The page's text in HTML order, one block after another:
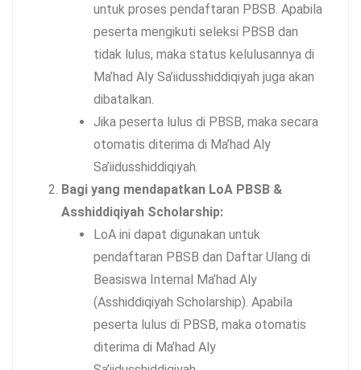
untuk proses pendaftaran PBSB. Apabila
peserta mengikuti seleksi PBSB dan
tidak lulus, maka status kelulusannya di
Ma’had Aly Sa’iidusshiddiqiyah juga akan
dibatalkan.
Jika peserta lulus di PBSB, maka secara
otomatis diterima di Ma’had Aly
Sa’iidusshiddiqiyah.
Bagi yang mendapatkan LoA PBSB &
Asshiddiqiyah Scholarship:
LoA ini dapat digunakan untuk
pendaftaran PBSB dan Daftar Ulang di
Beasiswa Internal Ma’had Aly
(Asshiddiqiyah Scholarship). Apabila
peserta lulus di PBSB, maka otomatis
diterima di Ma’had Aly